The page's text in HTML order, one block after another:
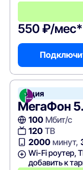
550 ₽/мес*
Акция
МегаФон
100Мбит/с
120ТВ
2000минут,
Wi-Fi роутер,
добавить к